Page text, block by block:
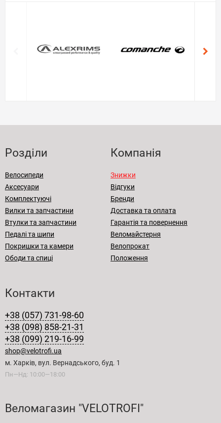
Розділи
Велосипеди
Аксесуари
Комплектуючі
Вилки та запчастини
Втулки та запчастини
Педалі та шипи
Покришки та камери
Ободи та спиці
Компанія
Знижки
Відгуки
Бренди
Доставка та оплата
Гарантія та повернення
Веломайстерня
Велопрокат
Положення
Контакти
+38 (057) 731-98-60
+38 (098) 858-21-31
+38 (099) 219-16-99
shop@velotrofi.ua
м. Харків, вул. Вернадського, буд. 1
Пн—Нд: 10:00—18:00
Веломагазин "VELOTROFI"